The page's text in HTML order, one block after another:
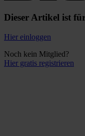
Dieser Artikel ist
Hier einloggen
Noch kein Mitglied?
Hier gratis registrieren